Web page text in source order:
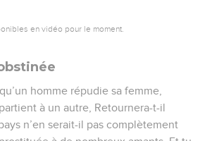
en vidéo pour le moment.
homme répudie sa femme,
à un autre, Retournera-t-il
n’en serait-il pas complètement